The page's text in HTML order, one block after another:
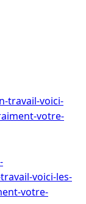
travail-voici-
votre-
voici-les-
votre-